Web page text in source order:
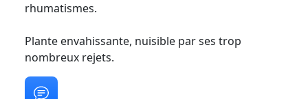
rhumatismes.
Plante envahissante, nuisible par ses trop
nombreux rejets.